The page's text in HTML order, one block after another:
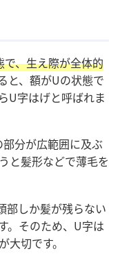
、生え際が全体的
と、額がUの状態で
U字はげと呼ばれま
分が広範囲に及ぶ
と髪形などで薄毛を
部しか髪が残らない
。そのため、U字は
切です。